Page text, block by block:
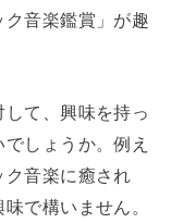
音楽鑑賞」が趣
て、興味を持っ
しょうか。例え
音楽に癒され
で構いません。